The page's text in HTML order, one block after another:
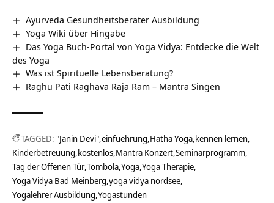
Ayurveda Gesundheitsberater Ausbildung
Yoga Wiki über Hingabe
Das Yoga Buch-Portal von Yoga Vidya: Entdecke die Welt
des Yoga
Was ist Spirituelle Lebensberatung?
Raghu Pati Raghava Raja Ram – Mantra Singen
TAGGED: "Janin Devi" einfuehrung Hatha Yoga kennen lernen
Kinderbetreuung kostenlos Mantra Konzert Seminarprogramm
Tag der Offenen Tür Tombola Yoga Yoga Therapie
Yoga Vidya Bad Meinberg yoga vidya nordsee
Yogalehrer Ausbildung Yogastunden